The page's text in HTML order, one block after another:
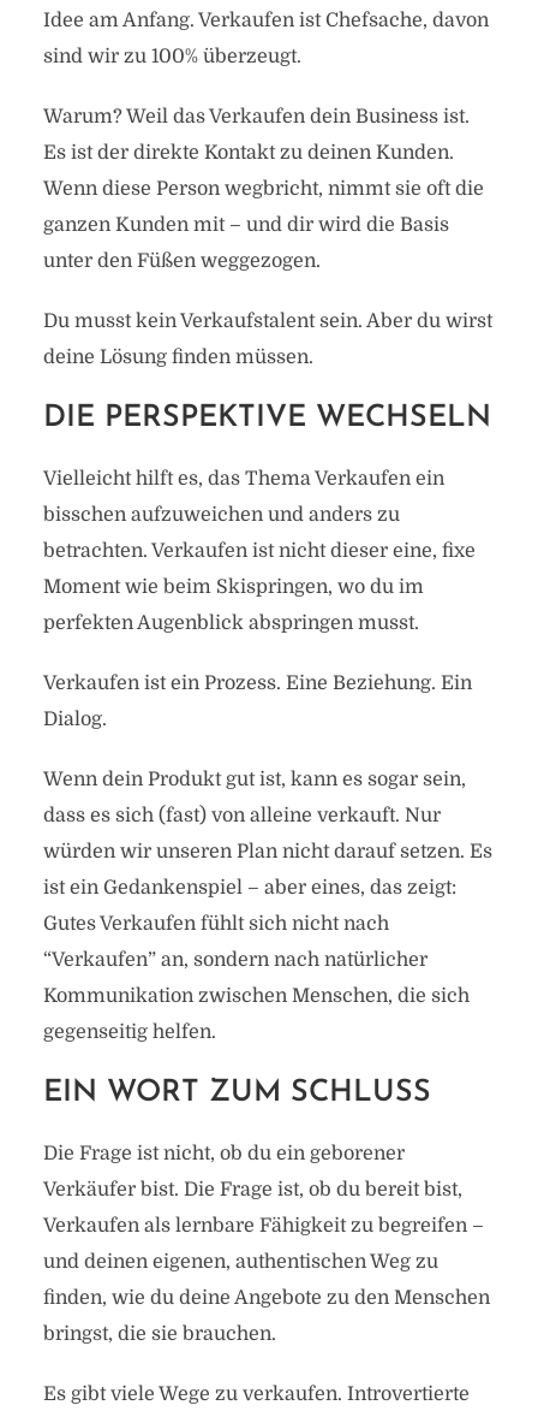
Idee am Anfang. Verkaufen ist Chefsache, davon
sind wir zu 100% überzeugt.
Warum? Weil das Verkaufen dein Business ist.
Es ist der direkte Kontakt zu deinen Kunden.
Wenn diese Person wegbricht, nimmt sie oft die
ganzen Kunden mit – und dir wird die Basis
unter den Füßen weggezogen.
Du musst kein Verkaufstalent sein. Aber du wirst
deine Lösung finden müssen.
DIE PERSPEKTIVE WECHSELN
Vielleicht hilft es, das Thema Verkaufen ein
bisschen aufzuweichen und anders zu
betrachten. Verkaufen ist nicht dieser eine, fixe
Moment wie beim Skispringen, wo du im
perfekten Augenblick abspringen musst.
Verkaufen ist ein Prozess. Eine Beziehung. Ein
Dialog.
Wenn dein Produkt gut ist, kann es sogar sein,
dass es sich (fast) von alleine verkauft. Nur
würden wir unseren Plan nicht darauf setzen. Es
ist ein Gedankenspiel – aber eines, das zeigt:
Gutes Verkaufen fühlt sich nicht nach
“Verkaufen” an, sondern nach natürlicher
Kommunikation zwischen Menschen, die sich
gegenseitig helfen.
EIN WORT ZUM SCHLUSS
Die Frage ist nicht, ob du ein geborener
Verkäufer bist. Die Frage ist, ob du bereit bist,
Verkaufen als lernbare Fähigkeit zu begreifen –
und deinen eigenen, authentischen Weg zu
finden, wie du deine Angebote zu den Menschen
bringst, die sie brauchen.
Es gibt viele Wege zu verkaufen. Introvertierte